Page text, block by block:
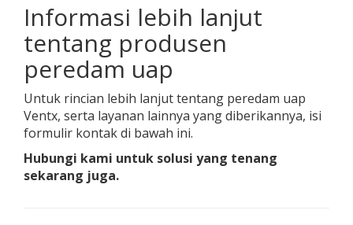
Informasi lebih lanjut
tentang produsen
peredam uap
Untuk rincian lebih lanjut tentang peredam uap
Ventx, serta layanan lainnya yang diberikannya, isi
formulir kontak di bawah ini.
Hubungi kami untuk solusi yang tenang
sekarang juga.